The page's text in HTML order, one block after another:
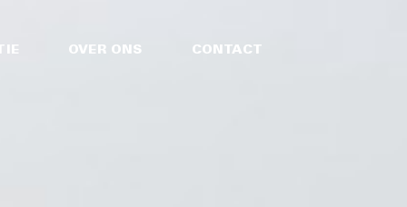
OVER ONS CONTACT